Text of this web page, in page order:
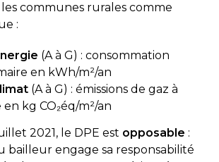
communes rurales comme
:
(A à G) : consommation
en kWh/m²/an
(A à G) : émissions de gaz à
kg CO₂éq/m²/an
2021, le DPE est opposable :
bailleur engage sa responsabilité